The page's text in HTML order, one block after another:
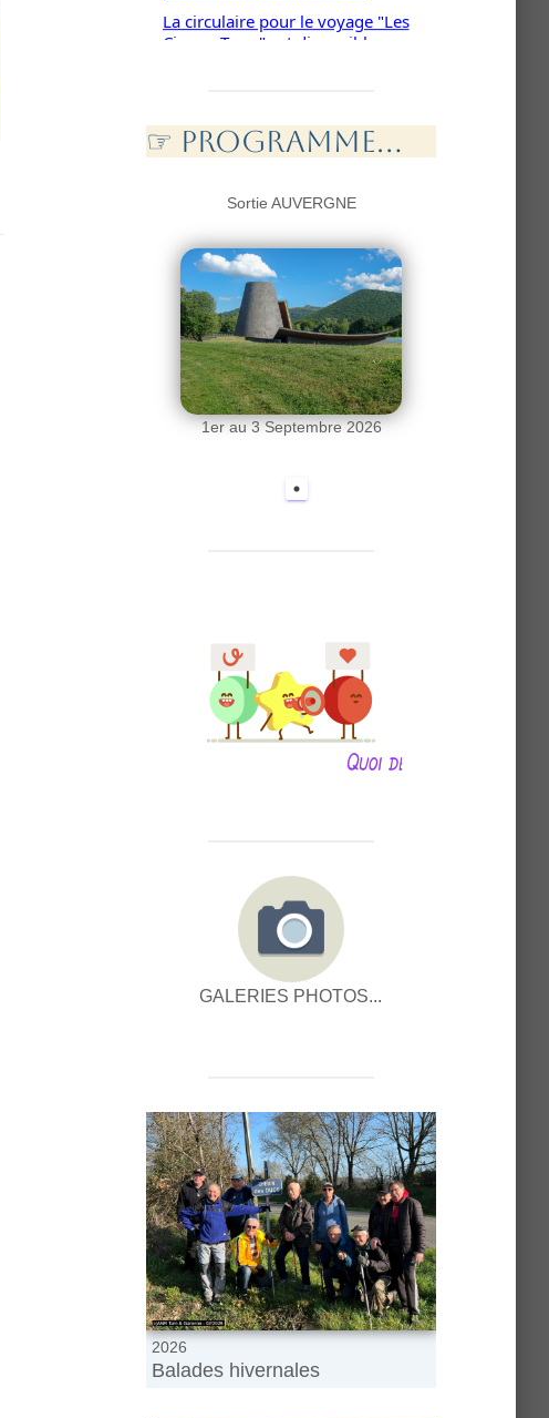
La circulaire pour le voyage "Les
Cinque Terre" est disponible...
☞ PROGramme...
Sortie AUVERGNE
1er au 3 Septembre 2026
GALERIES PHOTOS...
2026
Balades hivernales